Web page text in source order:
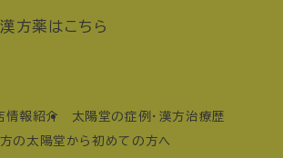
方薬はこちら
情報紹介
太陽堂の症例・漢方治療歴
の太陽堂から初めての方へ